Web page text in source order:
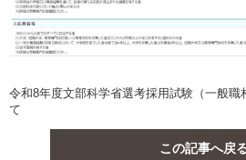
令和8年度文部科学省選考採用試験（一般
て
この記事へ戻